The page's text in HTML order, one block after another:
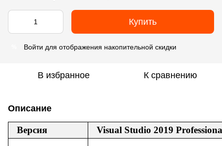
Купить
Войти для отображения накопительной скидки
В избранное К сравнению
Описание
Версия Visual Studio 2019